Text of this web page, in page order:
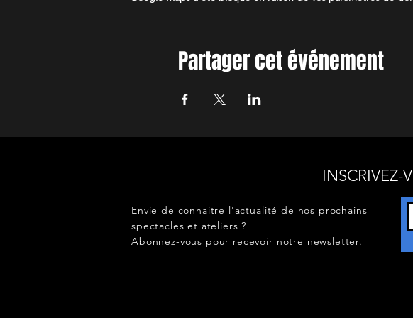
Partager cet événement
INSCRIVEZ-
Envie de connaitre l'actualité de nos prochains
spectacles et ateliers ?
Abonnez-vous pour recevoir notre newsletter.